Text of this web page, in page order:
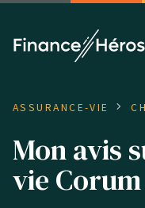
ASSURANCE-VIE
Mon avis
vie